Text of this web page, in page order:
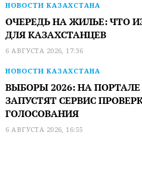
НОВОСТИ КАЗАХСТАНА
ОЧЕРЕДЬ НА ЖИЛЬЕ: ЧТО
ДЛЯ КАЗАХСТАНЦЕВ
6 АВГУСТА 2026, 17:36
НОВОСТИ КАЗАХСТАНА
ВЫБОРЫ 2026: НА ПОРТАЛЕ
ЗАПУСТЯТ СЕРВИС
ГОЛОСОВАНИЯ
6 АВГУСТА 2026, 16:55